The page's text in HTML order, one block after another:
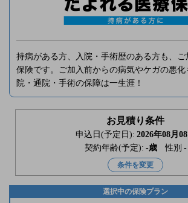
持病がある方、入院・手術歴のある方も、
保険です。ご加入前からの病気やケガの悪化
院・通院・手術の保障は一生涯！
お見積り条件
申込日(予定日): 2026年08月08
契約年齢(予定): -歳 性別 -
条件を変更
選択中の保険プラン